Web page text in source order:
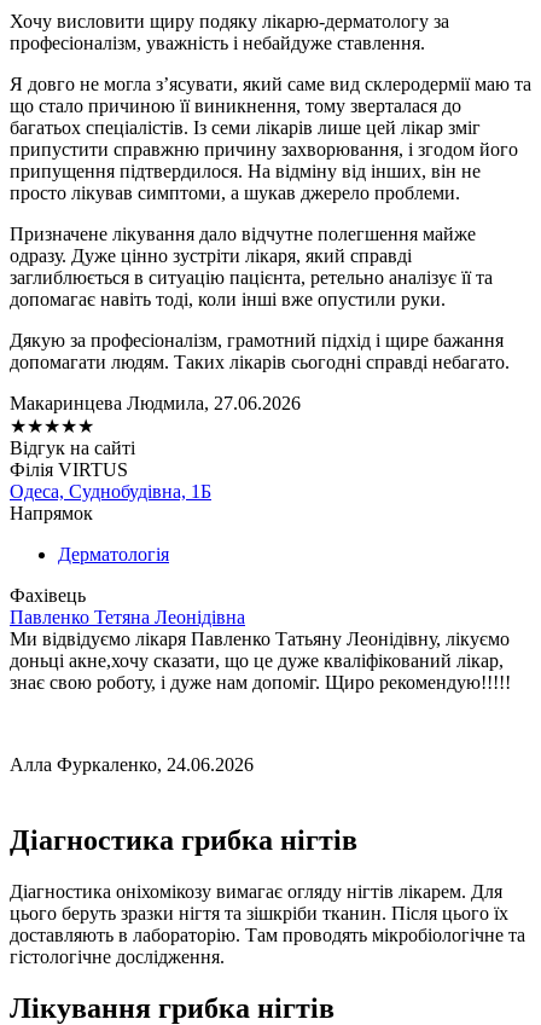
Хочу висловити щиру подяку лікарю-дерматологу за
професіоналізм, уважність і небайдуже ставлення.
Я довго не могла з’ясувати, який саме вид склеродермії маю та
що стало причиною її виникнення, тому зверталася до
багатьох спеціалістів. Із семи лікарів лише цей лікар зміг
припустити справжню причину захворювання, і згодом його
припущення підтвердилося. На відміну від інших, він не
просто лікував симптоми, а шукав джерело проблеми.
Призначене лікування дало відчутне полегшення майже
одразу. Дуже цінно зустріти лікаря, який справді
заглиблюється в ситуацію пацієнта, ретельно аналізує її та
допомагає навіть тоді, коли інші вже опустили руки.
Дякую за професіоналізм, грамотний підхід і щире бажання
допомагати людям. Таких лікарів сьогодні справді небагато.
Макаринцева Людмила, 27.06.2026
★★★★★
Відгук на сайті
Філія VIRTUS
Одеса, Суднобудівна, 1Б
Напрямок
Дерматологія
Фахівець
Павленко Тетяна Леонідівна
Ми відвідуємо лікаря Павленко Татьяну Леонідівну, лікуємо
доньці акне,хочу сказати, що це дуже кваліфікований лікар,
знає свою роботу, і дуже нам допоміг. Щиро рекомендую!!!!!
Алла Фуркаленко, 24.06.2026
Діагностика грибка нігтів
Діагностика оніхомікозу вимагає огляду нігтів лікарем. Для
цього беруть зразки нігтя та зішкріби тканин. Після цього їх
доставляють в лабораторію. Там проводять мікробіологічне та
гістологічне дослідження.
Лікування грибка нігтів